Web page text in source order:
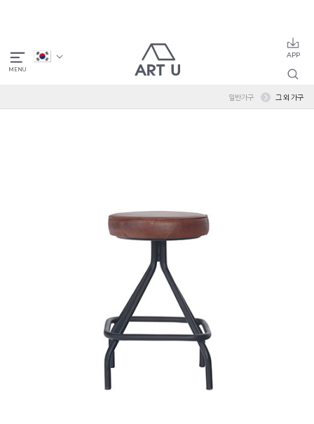
일반가구 그 외 가구